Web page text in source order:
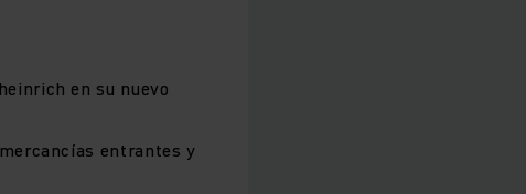
en su nuevo
entrantes y